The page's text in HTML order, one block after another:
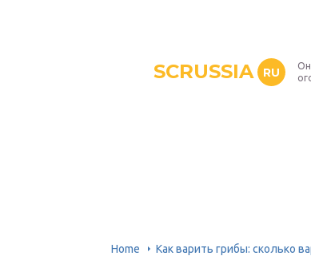
SCRUSSIA RU
Home Как варить грибы: сколько